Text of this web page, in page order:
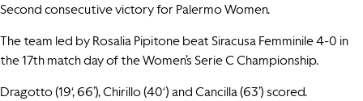
Second consecutive victory for Palermo Women.
The team led by Rosalia Pipitone beat Siracusa Femminile 4-0 in
the 17th match day of the Women’s Serie C Championship.
Dragotto (19‘, 66’), Chirillo (40‘) and Cancilla (63’) scored.